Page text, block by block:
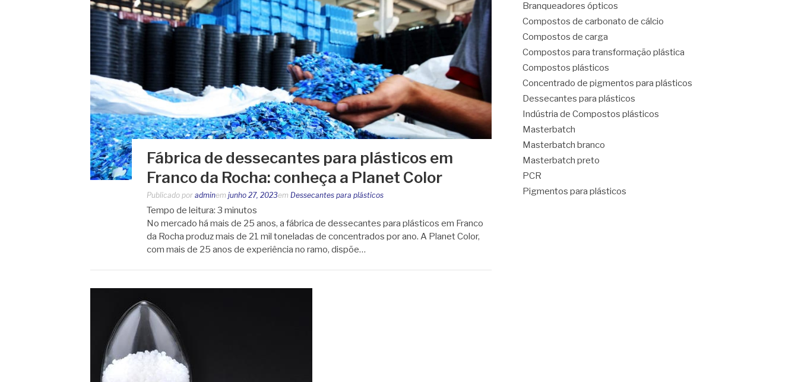
Fábrica de dessecantes para plásticos em
Franco da Rocha: conheça a Planet Color
Publicado por adminem junho 27, 2023em Dessecantes para plásticos
Tempo de leitura: 3 minutos
No mercado há mais de 25 anos, a fábrica de dessecantes para plásticos em Franco
da Rocha produz mais de 21 mil toneladas de concentrados por ano. A Planet Color,
com mais de 25 anos de experiência no ramo, dispõe…
Branqueadores ópticos
Compostos de carbonato de cálcio
Compostos de carga
Compostos para transformação plástica
Compostos plásticos
Concentrado de pigmentos para plásticos
Dessecantes para plásticos
Indústria de Compostos plásticos
Masterbatch
Masterbatch branco
Masterbatch preto
PCR
Pigmentos para plásticos